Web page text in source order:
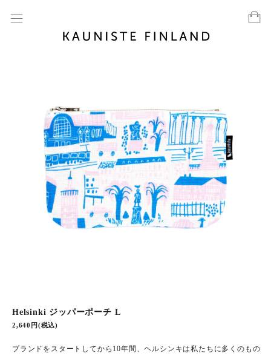
Helsinki ジッパーポーチ L
2,640円(税込)
ブランドをスタートしてから10年間、ヘルシンキは私たちに多くのもの